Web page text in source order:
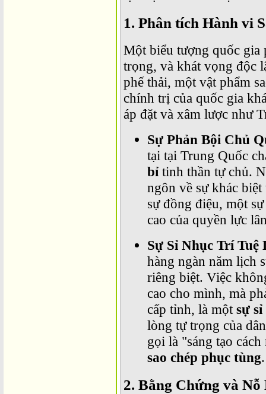
1. Phân tích Hành vi
Một biểu tượng quốc gia
trọng, và khát vọng độc
phế thải, một vật phẩm
chính trị của quốc gia
áp đặt và xâm lược như
Sự Phản Bội Chủ
tại tại Trung Quốc
bỉ tinh thần tự chủ.
ngôn về sự khác
sự đồng điệu, một
cao của quyền lực
Sự Sỉ Nhục Trí Tuệ
hàng ngàn năm lịch
riêng biệt. Việc
cao cho mình, mà
cấp tỉnh, là mộtsự
lòng tự trọng của
gọi là "sáng tạo
sao chép phục tùng.
2. Bằng Chứng và